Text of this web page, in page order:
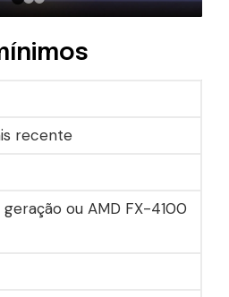
recente
ou AMD FX-4100